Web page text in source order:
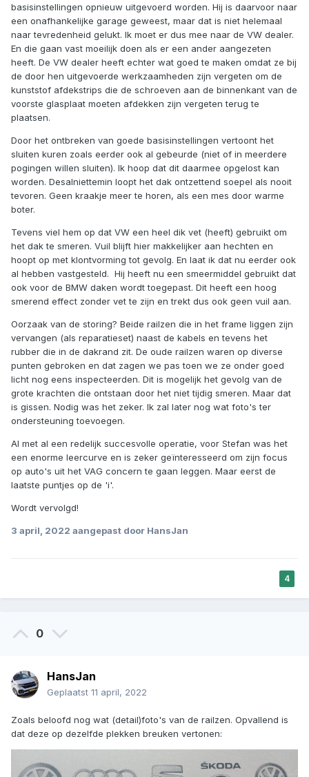
basisinstellingen opnieuw uitgevoerd worden. Hij is daarvoor naar
een onafhankelijke garage geweest, maar dat is niet helemaal
naar tevredenheid gelukt. Ik moet er dus mee naar de VW dealer.
En die gaan vast moeilijk doen als er een ander aangezeten
heeft. De VW dealer heeft echter wat goed te maken omdat ze bij
de door hen uitgevoerde werkzaamheden zijn vergeten om de
kunststof afdekstrips die de schroeven aan de binnenkant van de
voorste glasplaat moeten afdekken zijn vergeten terug te
plaatsen.
Door het ontbreken van goede basisinstellingen vertoont het
sluiten kuren zoals eerder ook al gebeurde (niet of in meerdere
pogingen willen sluiten). Ik hoop dat dit daarmee opgelost kan
worden. Desalniettemin loopt het dak ontzettend soepel als nooit
tevoren. Geen kraakje meer te horen, als een mes door warme
boter.
Tevens viel hem op dat VW een heel dik vet (heeft) gebruikt om
het dak te smeren. Vuil blijft hier makkelijker aan hechten en
hoopt op met klontvorming tot gevolg. En laat ik dat nu eerder ook
al hebben vastgesteld. Hij heeft nu een smeermiddel gebruikt dat
ook voor de BMW daken wordt toegepast. Dit heeft een hoog
smerend effect zonder vet te zijn en trekt dus ook geen vuil aan.
Oorzaak van de storing? Beide railzen die in het frame liggen zijn
vervangen (als reparatieset) naast de kabels en tevens het
rubber die in de dakrand zit. De oude railzen waren op diverse
punten gebroken en dat zagen we pas toen we ze onder goed
licht nog eens inspecteerden. Dit is mogelijk het gevolg van de
grote krachten die ontstaan door het niet tijdig smeren. Maar dat
is gissen. Nodig was het zeker. Ik zal later nog wat foto's ter
ondersteuning toevoegen.
Al met al een redelijk succesvolle operatie, voor Stefan was het
een enorme leercurve en is zeker geïnteresseerd om zijn focus
op auto's uit het VAG concern te gaan leggen. Maar eerst de
laatste puntjes op de 'i'.
Wordt vervolgd!
3 april, 2022 aangepast door HansJan
4
0
HansJan
Geplaatst 11 april, 2022
Zoals beloofd nog wat (detail)foto's van de railzen. Opvallend is
dat deze op dezelfde plekken breuken vertonen: